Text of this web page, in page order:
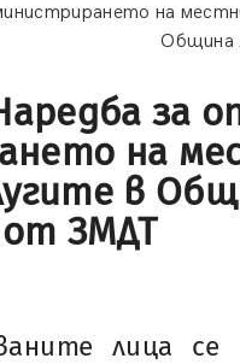
на
Община
за
на
в
от ЗМДТ
лица се